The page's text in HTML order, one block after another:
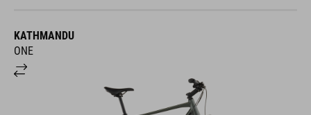
KATHMANDU
ONE